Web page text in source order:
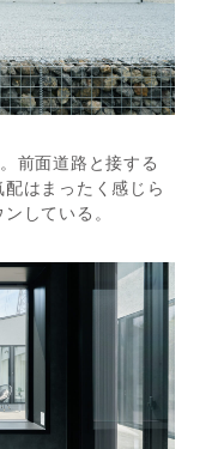
前面道路と接する
はまったく感じら
している。